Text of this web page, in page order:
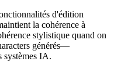
d'édition
la cohérence à
stylistique quand on
générés—
systèmes IA.